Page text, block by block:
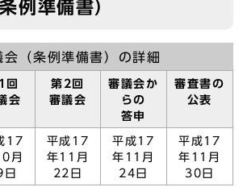
例準備書）
会（条例準備書）の詳細
回
会
第2回
審議会
審議会か
らの
答申
審査書の
公表
17
月
日
平成17
年11月
22日
平成17
年11月
24日
平成17
年11月
30日